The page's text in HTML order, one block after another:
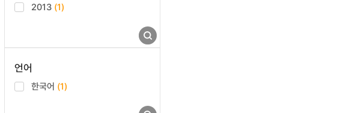
2013 (1)
언어
한국어 (1)